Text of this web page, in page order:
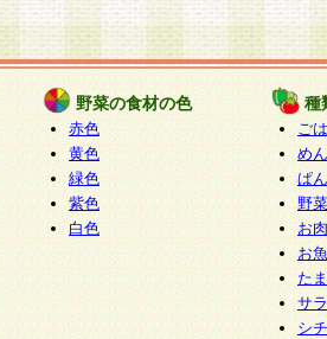
野菜の食材の色
赤色
黄色
緑色
紫色
白色
種
ご
めん
ぱん
野
お
お
た
サ
シ